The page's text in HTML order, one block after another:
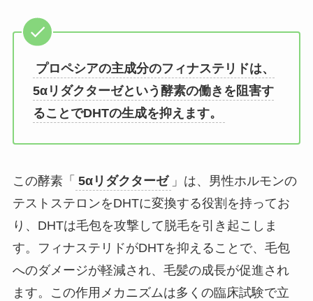
プロペシアの主成分のフィナステリドは、
5αリダクターゼという酵素の働きを阻害す
ることでDHTの生成を抑えます。
この酵素「 5αリダクターゼ 」は、男性ホルモンの
テストステロンをDHTに変換する役割を持ってお
り、DHTは毛包を攻撃して脱毛を引き起こしま
す。フィナステリドがDHTを抑えることで、毛包
へのダメージが軽減され、毛髪の成長が促進され
ます。この作用メカニズムは多くの臨床試験で立